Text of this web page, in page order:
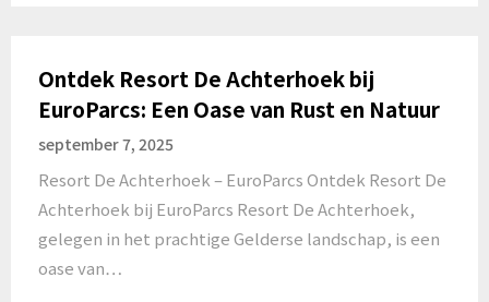
Ontdek Resort De Achterhoek bij
EuroParcs: Een Oase van Rust en Natuur
september 7, 2025
Resort De Achterhoek – EuroParcs Ontdek Resort De
Achterhoek bij EuroParcs Resort De Achterhoek,
gelegen in het prachtige Gelderse landschap, is een
oase van…